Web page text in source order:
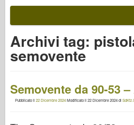
Archivi tag:
semovente
Semovente da 90-53
Pubblicato il22 Dicembre 2024Modificato il22 Dicembre 2024di